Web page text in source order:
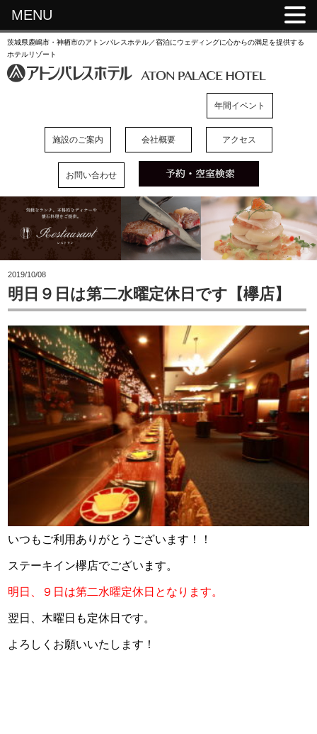
茨城県鹿嶋市・神栖市のアトンパレスホテル／宿泊にウェディングに心からの満足を提供する
ホテルリゾート
年間イベント
施設のご案内 会社概要 アクセス
お問い合わせ
2019/10/08
明日９日は第二水曜定休日です【欅店】
いつもご利用ありがとうございます！！
ステーキイン欅店でございます。
明日、９日は第二水曜定休日となります。
翌日、木曜日も定休日です。
よろしくお願いいたします！
MENU